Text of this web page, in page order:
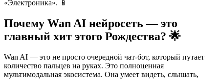
«Электроника». 📱
Почему Wan AI нейросеть — это
главный хит этого Рождества? 🌟
Wan AI — это не просто очередной чат-бот, который путает
количество пальцев на руках. Это полноценная
мультимодальная экосистема. Она умеет видеть, слышать,